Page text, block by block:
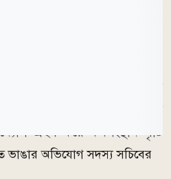
নির্বাচন করা
গ্রহণ করে কর্মসংস্থান সৃষ্টি
ভাঙার অভিযোগ সদস্য সচিবের